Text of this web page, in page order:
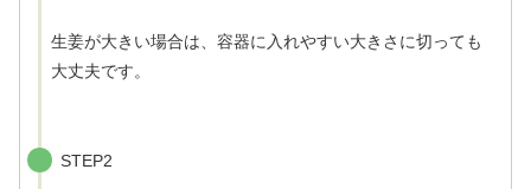
生姜が大きい場合は、容器に入れやすい大きさに切っても
大丈夫です。
STEP2